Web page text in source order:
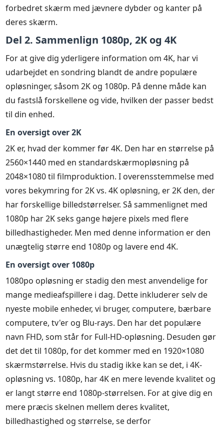
forbedret skærm med jævnere dybder og kanter på
deres skærm.
Del 2. Sammenlign 1080p, 2K og 4K
For at give dig yderligere information om 4K, har vi
udarbejdet en sondring blandt de andre populære
opløsninger, såsom 2K og 1080p. På denne måde kan
du fastslå forskellene og vide, hvilken der passer bedst
til din enhed.
En oversigt over 2K
2K er, hvad der kommer før 4K. Den har en størrelse på
2560×1440 med en standardskærmopløsning på
2048×1080 til filmproduktion. I overensstemmelse med
vores bekymring for 2K vs. 4K opløsning, er 2K den, der
har forskellige billedstørrelser. Så sammenlignet med
1080p har 2K seks gange højere pixels med flere
billedhastigheder. Men med denne information er den
unægtelig større end 1080p og lavere end 4K.
En oversigt over 1080p
1080po opløsning er stadig den mest anvendelige for
mange medieafspillere i dag. Dette inkluderer selv de
nyeste mobile enheder, vi bruger, computere, bærbare
computere, tv'er og Blu-rays. Den har det populære
navn FHD, som står for Full-HD-opløsning. Desuden gør
det det til 1080p, for det kommer med en 1920×1080
skærmstørrelse. Hvis du stadig ikke kan se det, i 4K-
opløsning vs. 1080p, har 4K en mere levende kvalitet og
er langt større end 1080p-størrelsen. For at give dig en
mere præcis skelnen mellem deres kvalitet,
billedhastighed og størrelse, se derfor